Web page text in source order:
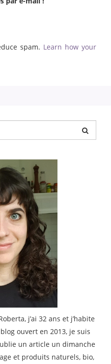
spam. Learn how your
j’ai 32 ans et j’habite
ouvert en 2013, je suis
un article un dimanche
et produits naturels, bio,